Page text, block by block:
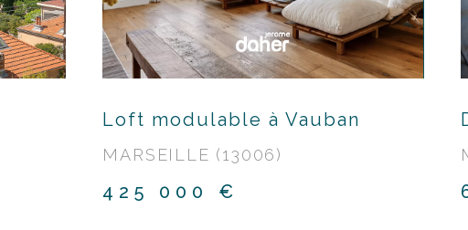
Loft modulable à Vauban
MARSEILLE (13006)
425 000 €